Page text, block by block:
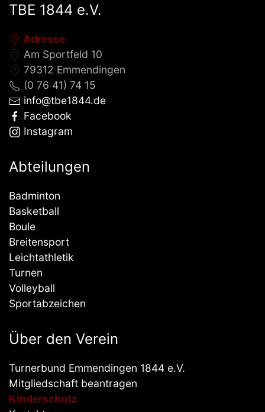
TBE 1844 e.V.
Adresse
Am Sportfeld 10
79312 Emmendingen
(0 76 41) 74 15
info@tbe1844.de
Facebook
Instagram
Abteilungen
Badminton
Basketball
Boule
Breitensport
Leichtathletik
Turnen
Volleyball
Sportabzeichen
Über den Verein
Turnerbund Emmendingen 1844 e.V.
Mitgliedschaft beantragen
Kinderschutz